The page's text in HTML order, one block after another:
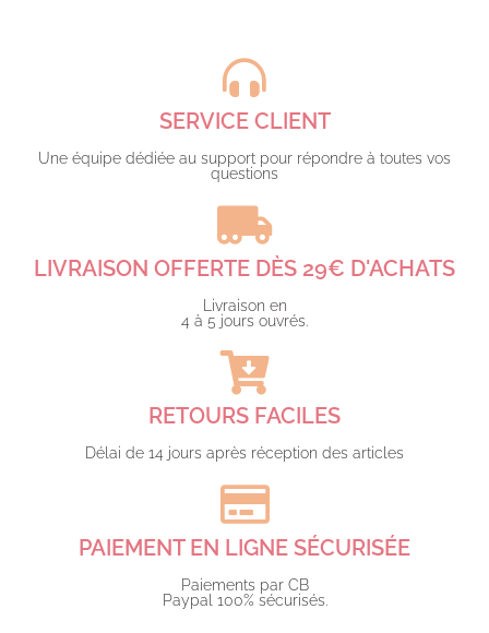
SERVICE CLIENT
Une équipe dédiée au support pour répondre à toutes vos
questions​
LIVRAISON OFFERTE DÈS 29€ D'ACHATS​
Livraison en
4 à 5 jours ouvrés.​
RETOURS FACILES
Délai de 14 jours après réception des articles
PAIEMENT EN LIGNE SÉCURISÉE
Paiements par CB
Paypal 100% sécurisés.​